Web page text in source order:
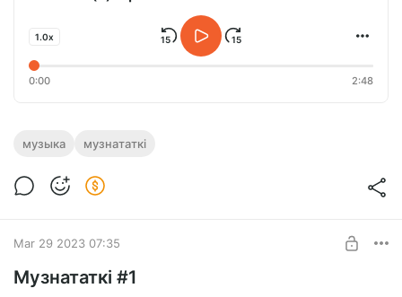
1.0x
0:00 2:48
музыка музнататкі
Mar 29 2023 07:35
Музнататкі #1